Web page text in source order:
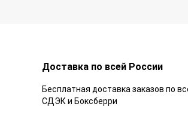
Доставка по всей России
Бесплатная доставка заказов по
СДЭК и Боксберри